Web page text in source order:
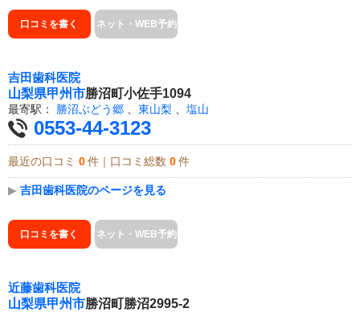
口コミを書く ネット・WEB予約
吉田歯科医院
山梨県甲州市勝沼町小佐手1094
最寄駅： 勝沼ぶどう郷 、 東山梨 、 塩山
0553-44-3123
最近の口コミ 0 件｜口コミ総数 0 件
▶ 吉田歯科医院のページを見る
口コミを書く ネット・WEB予約
近藤歯科医院
山梨県甲州市勝沼町勝沼2995-2